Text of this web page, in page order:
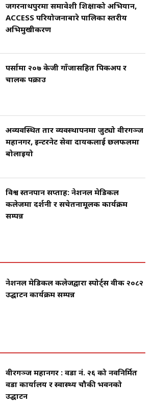
जगरनाथपुरमा समावेशी शिक्षाको अभियान,
ACCESS परियोजनाबारे पालिका स्तरीय
अभिमुखीकरण
पर्सामा २०७ केजी गाँजासहित पिकअप र
चालक पक्राउ
अव्यवस्थित तार व्यवस्थापनमा जुट्यो वीरगञ्ज
महानगर, इन्टरनेट सेवा प्रदायकलाई छलफलमा
बोलाइयो
विश्व स्तनपान सप्ताह: नेशनल मेडिकल
कलेजमा प्रदर्शनी र सचेतनामूलक कार्यक्रम
सम्पन्न
नेशनल मेडिकल कलेजद्वारा स्पोर्ट्स वीक २०८२
उद्घाटन कार्यक्रम सम्पन्न
वीरगञ्ज महानगर : वडा नं. २६ को नवनिर्मित
वडा कार्यालय र स्वास्थ्य चौकी भवनको
उद्घाटन